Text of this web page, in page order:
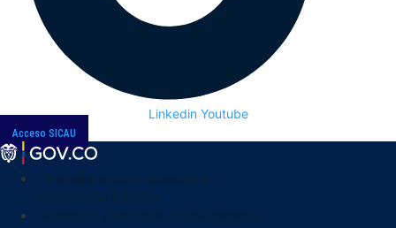
Linkedin Youtube
Acceso SICAU